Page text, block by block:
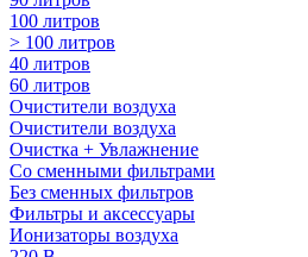
100 литров
> 100 литров
40 литров
60 литров
Очистители воздуха
Очистители воздуха
Очистка + Увлажнение
Cо сменными фильтрами
Без сменных фильтров
Фильтры и аксессуары
Ионизаторы воздуха